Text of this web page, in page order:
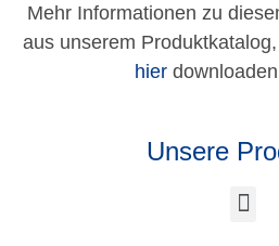
Mehr Informationen zu
aus unserem
hier
Unsere